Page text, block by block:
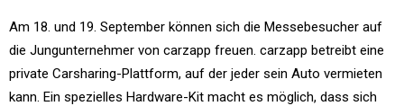
Am 18. und 19. September können sich die Messebesucher auf
die Jungunternehmer von carzapp freuen. carzapp betreibt eine
private Carsharing-Plattform, auf der jeder sein Auto vermieten
kann. Ein spezielles Hardware-Kit macht es möglich, dass sich